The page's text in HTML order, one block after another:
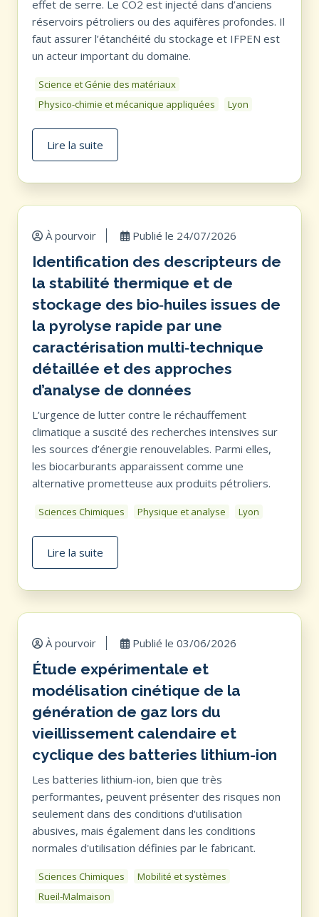
effet de serre. Le CO2 est injecté dans d’anciens
réservoirs pétroliers ou des aquifères profondes. Il
faut assurer l’étanchéité du stockage et IFPEN est
un acteur important du domaine.
Science et Génie des matériaux
Physico-chimie et mécanique appliquées
Lyon
Lire la suite
À pourvoir Publié le 24/07/2026
Identification des descripteurs de
la stabilité thermique et de
stockage des bio‑huiles issues de
la pyrolyse rapide par une
caractérisation multi‑technique
détaillée et des approches
d’analyse de données
L’urgence de lutter contre le réchauffement
climatique a suscité des recherches intensives sur
les sources d’énergie renouvelables. Parmi elles,
les biocarburants apparaissent comme une
alternative prometteuse aux produits pétroliers.
Sciences Chimiques Physique et analyse Lyon
Lire la suite
À pourvoir Publié le 03/06/2026
Étude expérimentale et
modélisation cinétique de la
génération de gaz lors du
vieillissement calendaire et
cyclique des batteries lithium-ion
Les batteries lithium-ion, bien que très
performantes, peuvent présenter des risques non
seulement dans des conditions d'utilisation
abusives, mais également dans les conditions
normales d'utilisation définies par le fabricant.
Sciences Chimiques
Mobilité et systèmes
Rueil-Malmaison